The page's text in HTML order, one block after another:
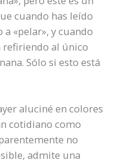
cuando has leído
«pelar», y cuando
refiriendo al único
Sólo si esto está
aluciné en colores
cotidiano como
no
admite una